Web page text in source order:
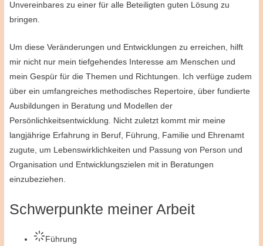
Unvereinbares zu einer für alle Beteiligten guten Lösung zu
bringen.
Um diese Veränderungen und Entwicklungen zu erreichen, hilft
mir nicht nur mein tiefgehendes Interesse am Menschen und
mein Gespür für die Themen und Richtungen. Ich verfüge zudem
über ein umfangreiches methodisches Repertoire, über fundierte
Ausbildungen in Beratung und Modellen der
Persönlichkeitsentwicklung. Nicht zuletzt kommt mir meine
langjährige Erfahrung in Beruf, Führung, Familie und Ehrenamt
zugute, um Lebenswirklichkeiten und Passung von Person und
Organisation und Entwicklungszielen mit in Beratungen
einzubeziehen.
Schwerpunkte meiner Arbeit
Führung